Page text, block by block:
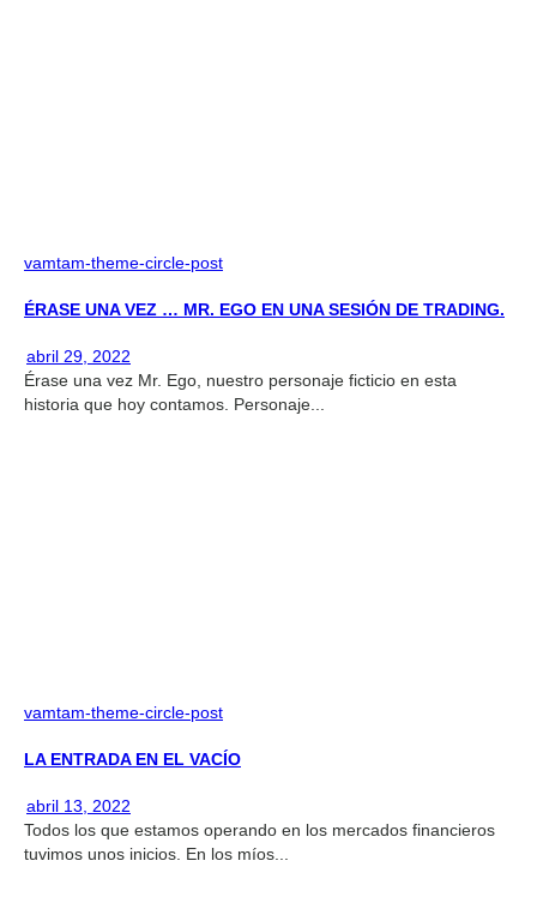
vamtam-theme-circle-post
ÉRASE UNA VEZ … MR. EGO EN UNA SESIÓN DE TRADING.
abril 29, 2022
Érase una vez Mr. Ego, nuestro personaje ficticio en esta
historia que hoy contamos. Personaje...
vamtam-theme-circle-post
LA ENTRADA EN EL VACÍO
abril 13, 2022
Todos los que estamos operando en los mercados financieros
tuvimos unos inicios. En los míos...